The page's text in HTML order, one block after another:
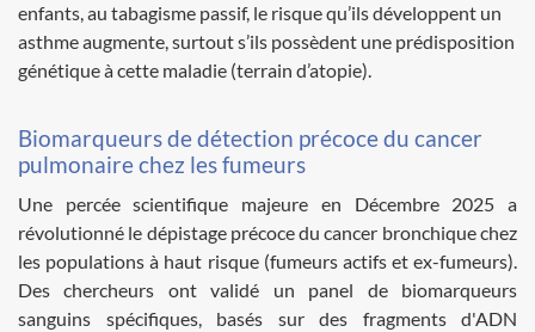
enfants, au tabagisme passif, le risque qu’ils développent un
asthme augmente, surtout s’ils possèdent une prédisposition
génétique à cette maladie (terrain d’atopie).
Biomarqueurs de détection précoce du cancer
pulmonaire chez les fumeurs
Une percée scientifique majeure en Décembre 2025 a
révolutionné le dépistage précoce du cancer bronchique chez
les populations à haut risque (fumeurs actifs et ex-fumeurs).
Des chercheurs ont validé un panel de biomarqueurs
sanguins spécifiques, basés sur des fragments d'ADN